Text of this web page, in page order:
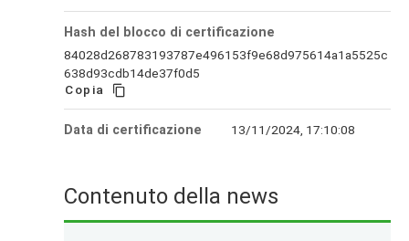
Hash del blocco di certificazione
84028d268783193787e496153f9e68d975614a1a5525c
638d93cdb14de37f0d5
Copia
Data di certificazione 13/11/2024, 17:10:08
Contenuto della news